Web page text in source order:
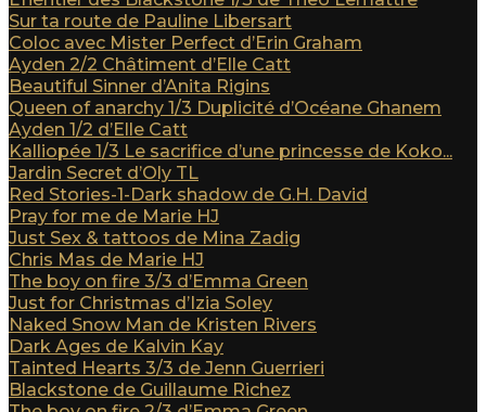
Sur ta route de Pauline Libersart
Coloc avec Mister Perfect d’Erin Graham
Ayden 2/2 Châtiment d’Elle Catt
Beautiful Sinner d’Anita Rigins
Queen of anarchy 1/3 Duplicité d’Océane Ghanem
Ayden 1/2 d’Elle Catt
Kalliopée 1/3 Le sacrifice d’une princesse de Koko...
Jardin Secret d’Oly TL
Red Stories-1-Dark shadow de G.H. David
Pray for me de Marie HJ
Just Sex & tattoos de Mina Zadig
Chris Mas de Marie HJ
The boy on fire 3/3 d’Emma Green
Just for Christmas d’Izia Soley
Naked Snow Man de Kristen Rivers
Dark Ages de Kalvin Kay
Tainted Hearts 3/3 de Jenn Guerrieri
Blackstone de Guillaume Richez